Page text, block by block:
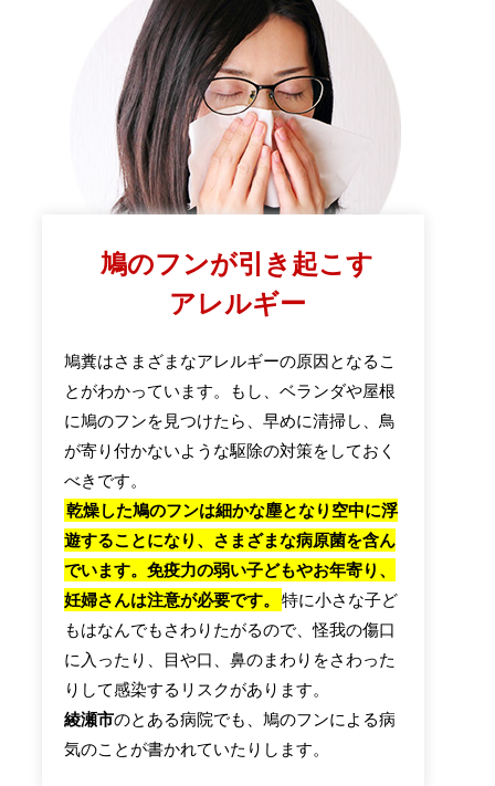
鳩のフンが引き起こす
アレルギー
鳩糞はさまざまなアレルギーの原因となるこ
とがわかっています。もし、ベランダや屋根
に鳩のフンを見つけたら、早めに清掃し、鳥
が寄り付かないような駆除の対策をしておく
べきです。
乾燥した鳩のフンは細かな塵となり空中に浮
遊することになり、さまざまな病原菌を含ん
でいます。免疫力の弱い子どもやお年寄り、
妊婦さんは注意が必要です。
特に小さな子ど
もはなんでもさわりたがるので、怪我の傷口
に入ったり、目や口、鼻のまわりをさわった
りして感染するリスクがあります。
綾瀬市のとある病院でも、鳩のフンによる病
気のことが書かれていたりします。